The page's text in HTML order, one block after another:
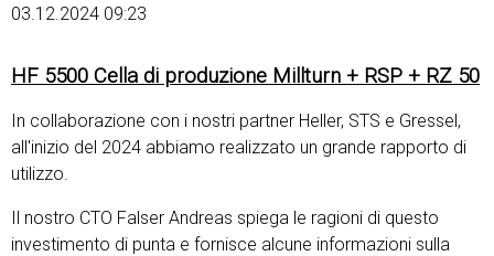
03.12.2024 09:23
HF 5500 Cella di produzione Millturn + RSP + RZ 50
In collaborazione con i nostri partner Heller, STS e Gressel,
all'inizio del 2024 abbiamo realizzato un grande rapporto di
utilizzo.
Il nostro CTO Falser Andreas spiega le ragioni di questo
investimento di punta e fornisce alcune informazioni sulla